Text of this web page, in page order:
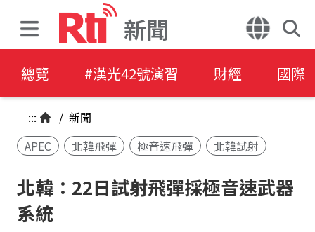
新聞
總覽 #漢光42號演習 財經 國際
::: / 新聞
APEC
北韓飛彈 極音速飛彈 北韓試射
北韓：22日試射飛彈採極音速武器
系統